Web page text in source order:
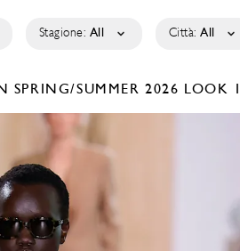
Stagione: All Città: All
SPRING/SUMMER 2026 LOOK